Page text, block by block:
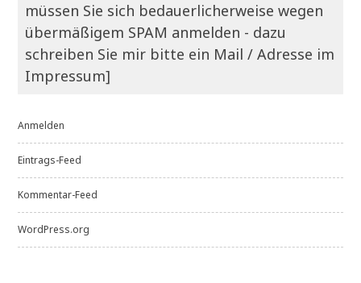
müssen Sie sich bedauerlicherweise wegen
übermäßigem SPAM anmelden - dazu
schreiben Sie mir bitte ein Mail / Adresse im
Impressum]
Anmelden
Eintrags-Feed
Kommentar-Feed
WordPress.org